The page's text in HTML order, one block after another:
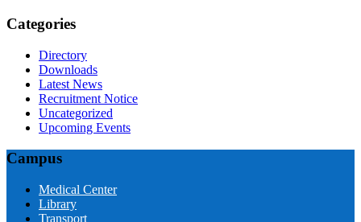
Categories
Directory
Downloads
Latest News
Recruitment Notice
Uncategorized
Upcoming Events
Campus
Medical Center
Library
Transport